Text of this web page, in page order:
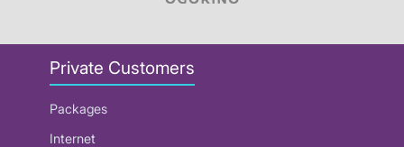
Private Customers
Packages
Internet